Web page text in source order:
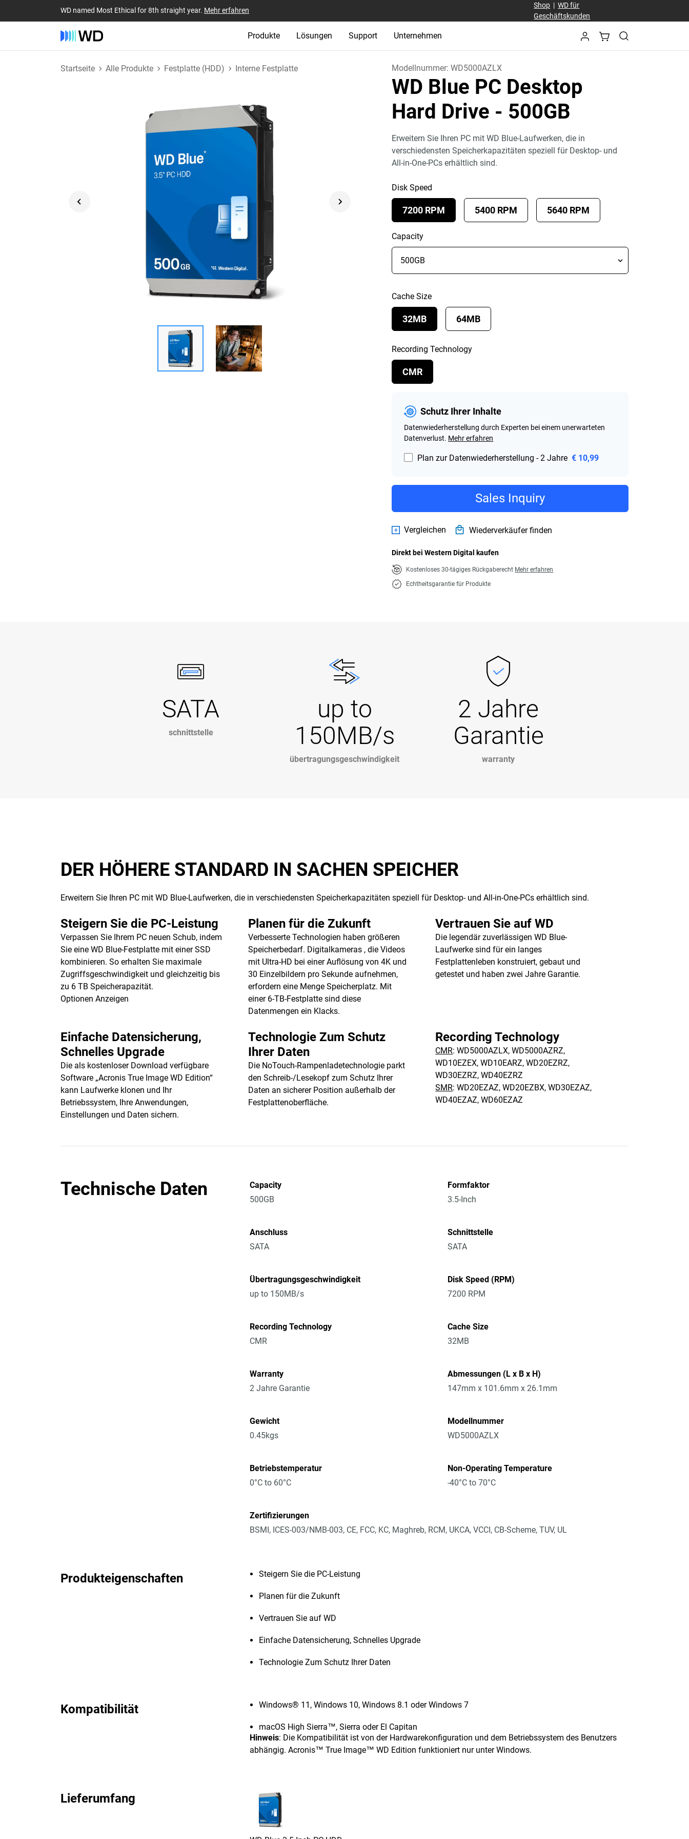
WD named Most Ethical for 8th straight year. Mehr erfahren
Shop |WD für
Geschäftskunden
Produkte Lösungen Support Unternehmen
Startseite Alle Produkte Festplatte (HDD) Interne Festplatte Modellnummer:WD5000AZLX
WD Blue PC Desktop
Hard Drive - 500GB
Erweitern Sie Ihren PC mit WD Blue-Laufwerken, die in
verschiedensten Speicherkapazitäten speziell für Desktop- und
All-in-One-PCs erhältlich sind.
Disk Speed
7200 RPM 5400 RPM 5640 RPM
Capacity
Cache Size
32MB 64MB
Recording Technology
CMR
Schutz Ihrer Inhalte
Datenwiederherstellung durch Experten bei einem unerwarteten
Datenverlust. Mehr erfahren
Plan zur Datenwiederherstellung - 2 Jahre € 10,99
Sales Inquiry
Vergleichen Wiederverkäufer finden
Direkt bei Western Digital kaufen
Kostenloses 30-tägiges Rückgaberecht Mehr erfahren
Echtheitsgarantie für Produkte
SATA
schnittstelle
up to
150MB/s
übertragungsgeschwindigkeit
2 Jahre
Garantie
warranty
DER HÖHERE STANDARD IN SACHEN SPEICHER
Erweitern Sie Ihren PC mit WD Blue-Laufwerken, die in verschiedensten Speicherkapazitäten speziell für Desktop- und All-in-One-PCs erhältlich sind.
Steigern Sie die PC-Leistung
Verpassen Sie Ihrem PC neuen Schub, indem
Sie eine WD Blue-Festplatte mit einer SSD
kombinieren. So erhalten Sie maximale
Zugriffsgeschwindigkeit und gleichzeitig bis
zu 6 TB Speicherapazität.
Optionen Anzeigen
Planen für die Zukunft
Verbesserte Technologien haben größeren
Speicherbedarf. Digitalkameras , die Videos
mit Ultra-HD bei einer Auflösung von 4K und
30 Einzelbildern pro Sekunde aufnehmen,
erfordern eine Menge Speicherplatz. Mit
einer 6-TB-Festplatte sind diese
Datenmengen ein Klacks.
Vertrauen Sie auf WD
Die legendär zuverlässigen WD Blue-
Laufwerke sind für ein langes
Festplattenleben konstruiert, gebaut und
getestet und haben zwei Jahre Garantie.
Einfache Datensicherung,
Schnelles Upgrade
Die als kostenloser Download verfügbare
Software „Acronis True Image WD Edition“
kann Laufwerke klonen und Ihr
Betriebssystem, Ihre Anwendungen,
Einstellungen und Daten sichern.
Technologie Zum Schutz
Ihrer Daten
Die NoTouch-Rampenladetechnologie parkt
den Schreib-/Lesekopf zum Schutz Ihrer
Daten an sicherer Position außerhalb der
Festplattenoberfläche.
Recording Technology
CMR: WD5000AZLX, WD5000AZRZ,
WD10EZEX, WD10EARZ, WD20EZRZ,
WD30EZRZ, WD40EZRZ
SMR: WD20EZAZ, WD20EZBX, WD30EZAZ,
WD40EZAZ, WD60EZAZ
Technische Daten
Capacity
500GB
Formfaktor
3.5-Inch
Anschluss
SATA
Schnittstelle
SATA
Übertragungsgeschwindigkeit
up to 150MB/s
Disk Speed (RPM)
7200 RPM
Recording Technology
CMR
Cache Size
32MB
Warranty
2 Jahre Garantie
Abmessungen (L x B x H)
147mm x 101.6mm x 26.1mm
Gewicht
0.45kgs
Modellnummer
WD5000AZLX
Betriebstemperatur
0°C to 60°C
Non-Operating Temperature
-40°C to 70°C
Zertifizierungen
BSMI, ICES-003/NMB-003, CE, FCC, KC, Maghreb, RCM, UKCA, VCCI, CB-Scheme, TUV, UL
Produkteigenschaften Steigern Sie die PC-Leistung
Planen für die Zukunft
Vertrauen Sie auf WD
Einfache Datensicherung, Schnelles Upgrade
Technologie Zum Schutz Ihrer Daten
Kompatibilität Windows® 11, Windows 10, Windows 8.1 oder Windows 7
macOS High Sierra™, Sierra oder El Capitan
Hinweis: Die Kompatibilität ist von der Hardwarekonfiguration und dem Betriebssystem des Benutzers
abhängig. Acronis™ True Image™ WD Edition funktioniert nur unter Windows.
Lieferumfang